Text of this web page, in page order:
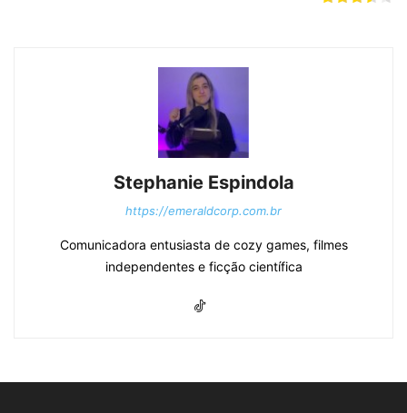
Stephanie Espindola
https://emeraldcorp.com.br
Comunicadora entusiasta de cozy games, filmes
independentes e ficção científica